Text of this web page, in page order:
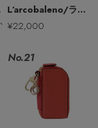
ノ
L’arcobaleno/ラルコバレーノ
¥22,000
No.21